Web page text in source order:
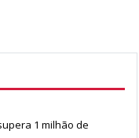
1 milhão de